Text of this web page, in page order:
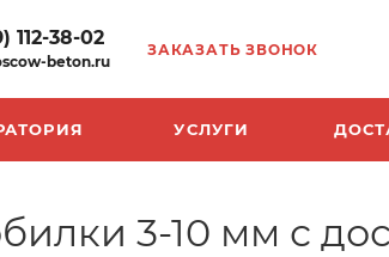
112-38-02
beton.ru
ЗАКАЗАТЬ ЗВОНОК
УСЛУГИ
3-10 мм с